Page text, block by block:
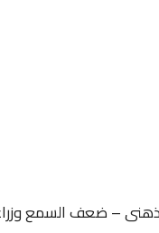
– ضعف السمع